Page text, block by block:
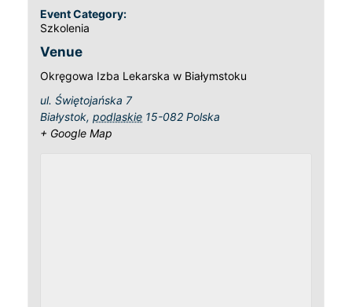
Event Category:
Szkolenia
Venue
Okręgowa Izba Lekarska w Białymstoku
ul. Świętojańska 7
Białystok, podlaskie 15-082 Polska
+ Google Map